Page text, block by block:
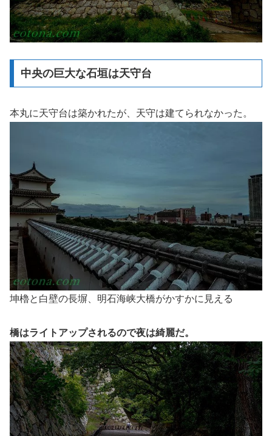
中央の巨大な石垣は天守台
本丸に天守台は築かれたが、天守は建てられなかった。
坤櫓と白壁の長塀、明石海峡大橋がかすかに見える
橋はライトアップされるので夜は綺麗だ。